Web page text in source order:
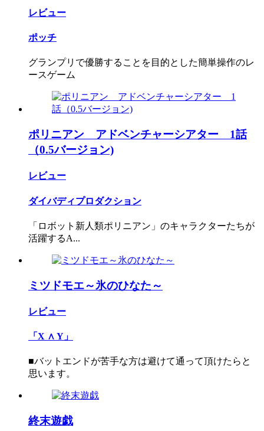
レビュー
ポッチ
グランプリで優勝することを目的とした簡単操作のレ
ースゲーム
ポリニアン アドベンチャーシアター 1話
（0.5バージョン)
レビュー
ダイバディプロダクション
「ロボット新人類ポリニアン」のキャラクターたちが
活躍するA...
ミツドモエ～氷のひなた～
レビュー
「X ∧ Y」
■バットエンドが苦手な方は避けて通って頂けたらと
思います。
終末遊戯